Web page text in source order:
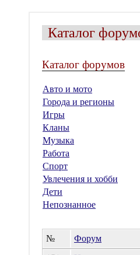
Каталог
Каталог форумов
Авто и мото
Города и регионы
Игры
Кланы
Музыка
Работа
Спорт
Увлечения и хобби
Дети
Непознанное
№
Форум